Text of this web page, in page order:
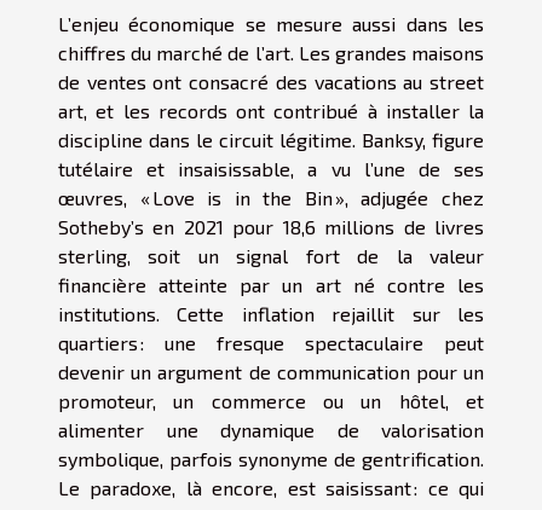
L’enjeu économique se mesure aussi dans les
chiffres du marché de l’art. Les grandes maisons
de ventes ont consacré des vacations au street
art, et les records ont contribué à installer la
discipline dans le circuit légitime. Banksy, figure
tutélaire et insaisissable, a vu l’une de ses
œuvres, « Love is in the Bin », adjugée chez
Sotheby’s en 2021 pour 18,6 millions de livres
sterling, soit un signal fort de la valeur
financière atteinte par un art né contre les
institutions. Cette inflation rejaillit sur les
quartiers : une fresque spectaculaire peut
devenir un argument de communication pour un
promoteur, un commerce ou un hôtel, et
alimenter une dynamique de valorisation
symbolique, parfois synonyme de gentrification.
Le paradoxe, là encore, est saisissant : ce qui